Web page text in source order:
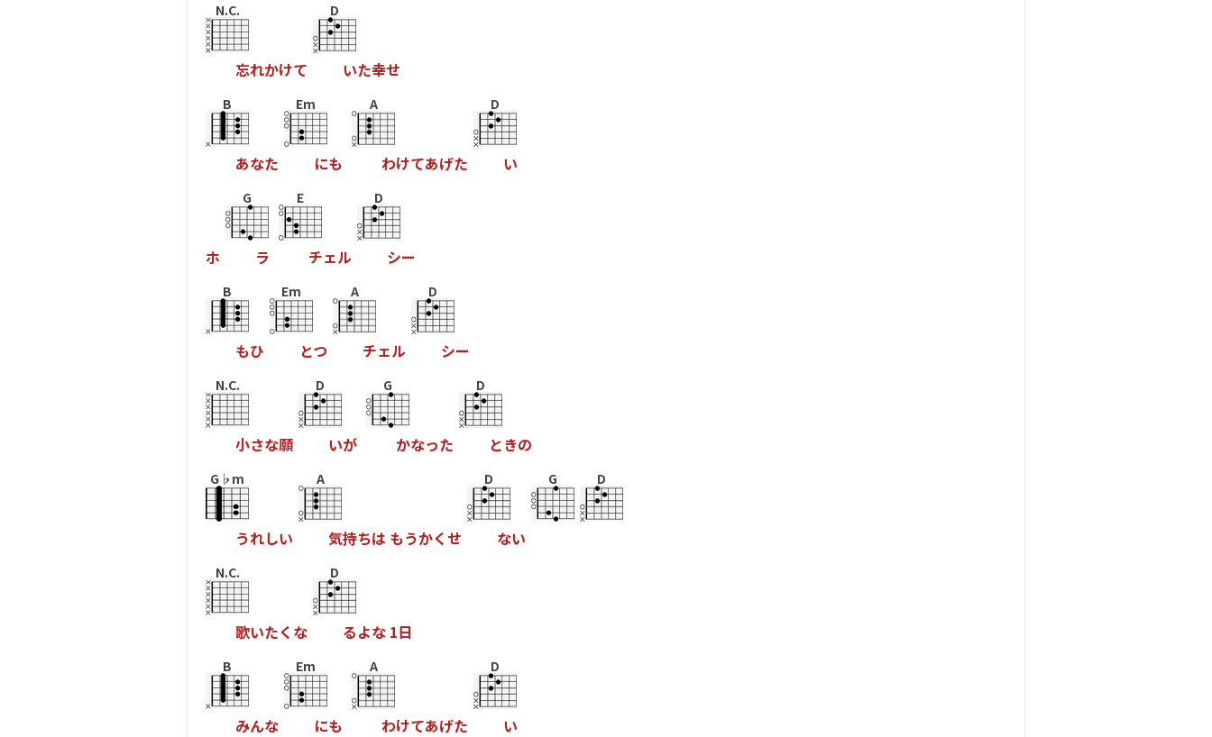
N.C.
忘れかけて
D
いた幸せ
B
あなた
Em
にも
A
わけてあげた
D
い
ホ
G
ラ
E
チェル
D
シー
B
もひ
Em
とつ
A
チェル
D
シー
N.C.
小さな願
D
いが
G
かなった
D
ときの
G♭m
うれしい
A
気持ちは もうかくせ
D
ない
G D
N.C.
歌いたく な
D
るよな 1日
B
みんな
Em
にも
A
わけてあげた
D
い